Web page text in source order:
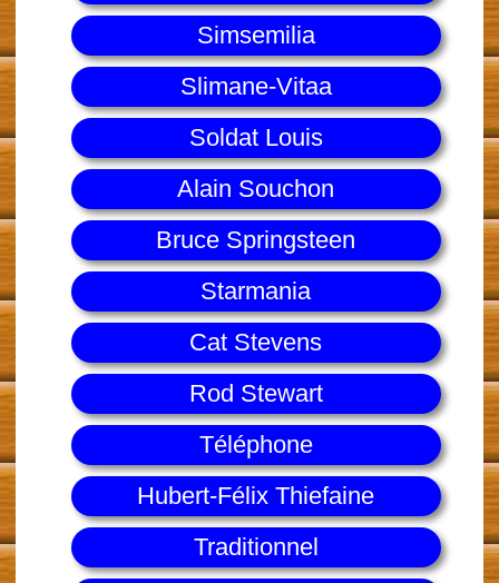
Simsemilia
Slimane-Vitaa
Soldat Louis
Alain Souchon
Bruce Springsteen
Starmania
Cat Stevens
Rod Stewart
Téléphone
Hubert-Félix Thiefaine
Traditionnel